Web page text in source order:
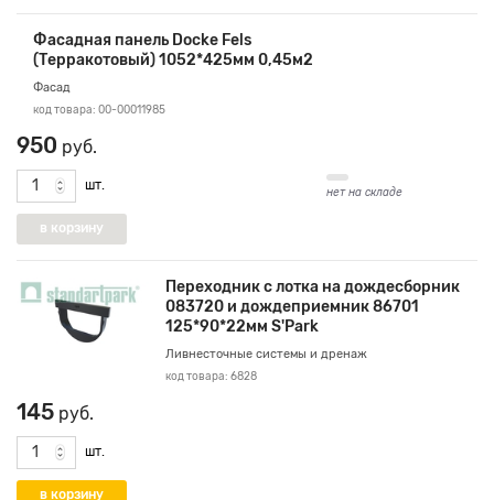
Фасадная панель Docke Fels
(Терракотовый) 1052*425мм 0,45м2
Фасад
код товара: 00-00011985
950 руб.
шт. нет на складе
Переходник с лотка на дождесборник
083720 и дождеприемник 86701
125*90*22мм S'Park
Ливнесточные системы и дренаж
код товара: 6828
145 руб.
шт.